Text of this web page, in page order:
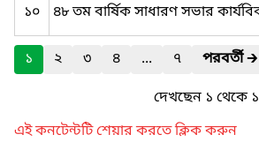
১০
৪৮ তম বার্ষিক সাধারণ সভার
১ ২ ৩ ৪ ... ৭ পরবর্তী🡲
দেখছেন ১ থেকে
এই কনটেন্টটি শেয়ার করতে ক্লিক করুন